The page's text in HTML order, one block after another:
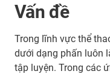
Vấn đề
Trong lĩnh vực thể
dưới dạng phấn luôn
tập luyện. Trong các